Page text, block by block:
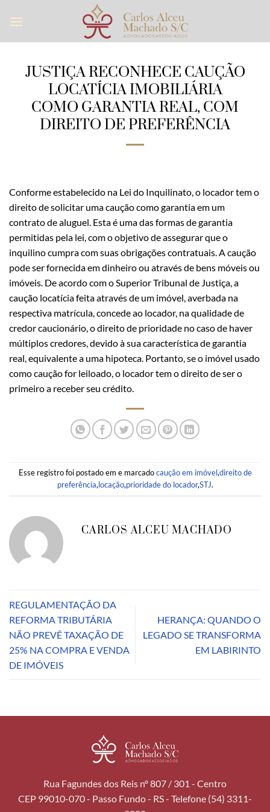
JUSTIÇA RECONHECE CAUÇÃO
LOCATÍCIA IMOBILIÁRIA
COMO GARANTIA REAL, COM
DIREITO DE PREFERÊNCIA
Conforme estabelecido na Lei do Inquilinato, o locador tem o
direito de solicitar uma caução como garantia em um
contrato de aluguel. Esta é uma das formas de garantia
permitidas pela lei, com o objetivo de assegurar que o
inquilino cumpra com suas obrigações contratuais. A caução
pode ser fornecida em dinheiro ou através de bens móveis ou
imóveis. De acordo com o Superior Tribunal de Justiça, a
caução locatícia feita através de um imóvel, averbada na
respectiva matrícula, concede ao locador, na qualidade de
credor caucionário, o direito de prioridade no caso de haver
múltiplos credores, devido à sua característica de garantia
real, equivalente a uma hipoteca. Portanto, se o imóvel usado
como caução for leiloado, o locador tem o direito de ser o
primeiro a receber seu crédito.
Esse registro foi postado em e marcadocaução em imóvel,direito de
preferência,locação,prioridade do locador,STJ.
CARLOS ALCEU MACHADO
REGULAMENTAÇÃO DA
REFORMA TRIBUTÁRIA
NÃO PREVÊ TAXAÇÃO DE
25% NA COMPRA E VENDA
DE IMÓVEIS
HERANÇA: QUANDO O
LEGADO SE TRANSFORMA
EM LABIRINTO
Rua Fagundes dos Reis nº 807 / 301 - Centro
CEP 99010-070 - Passo Fundo - RS - Telefone (54) 3311-